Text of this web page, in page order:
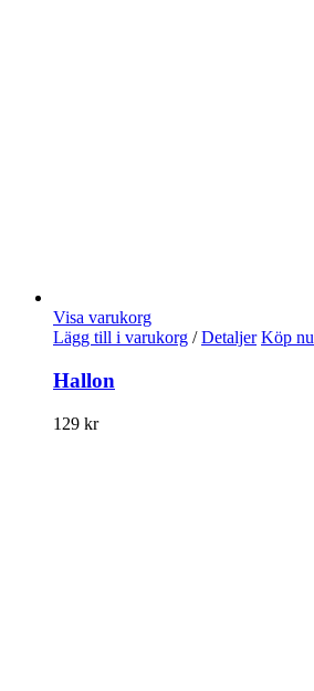
Visa varukorg
Lägg till i varukorg / Detaljer Köp nu
Hallon
129 kr